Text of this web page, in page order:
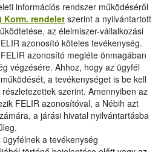
információs rendszer működéséről
Korm. rendelet szerint a nyilvántartott
az élelmiszer-vállalkozási
azonosító köteles tevékenység.
azonosító megléte önmagában
végzésére. Ahhoz, hogy az ügyfél
a tevékenységet is be kell
szerint. Amennyiben az
FELIR azonosítóval, a Nébih azt
a járási hivatal nyilvántartásba
a tevékenység